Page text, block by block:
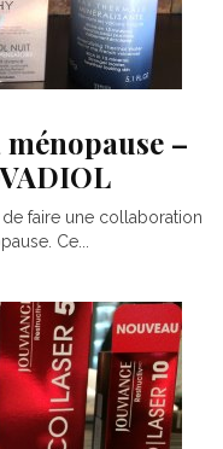
–
de faire une collaboration
Ce...